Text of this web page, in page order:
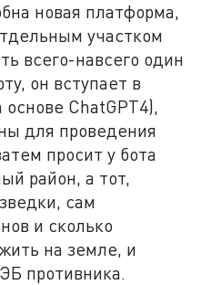
новая платформа,
участком
всего-навсего один
он вступает в
ChatGPT4),
для проведения
просит у бота
район, а тот,
сам
и сколько
на земле, и
противника.